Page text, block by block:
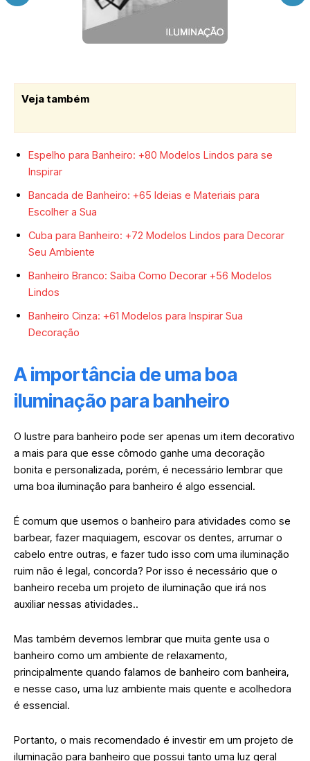
Veja também
Espelho para Banheiro: +80 Modelos Lindos para se
Inspirar
Bancada de Banheiro: +65 Ideias e Materiais para
Escolher a Sua
Cuba para Banheiro: +72 Modelos Lindos para Decorar
Seu Ambiente
Banheiro Branco: Saiba Como Decorar +56 Modelos
Lindos
Banheiro Cinza: +61 Modelos para Inspirar Sua
Decoração
A importância de uma boa
iluminação para banheiro
O lustre para banheiro pode ser apenas um item decorativo
a mais para que esse cômodo ganhe uma decoração
bonita e personalizada, porém, é necessário lembrar que
uma boa iluminação para banheiro é algo essencial.
É comum que usemos o banheiro para atividades como se
barbear, fazer maquiagem, escovar os dentes, arrumar o
cabelo entre outras, e fazer tudo isso com uma iluminação
ruim não é legal, concorda? Por isso é necessário que o
banheiro receba um projeto de iluminação que irá nos
auxiliar nessas atividades..
Mas também devemos lembrar que muita gente usa o
banheiro como um ambiente de relaxamento,
principalmente quando falamos de banheiro com banheira,
e nesse caso, uma luz ambiente mais quente e acolhedora
é essencial.
Portanto, o mais recomendado é investir em um projeto de
iluminação para banheiro que possui tanto uma luz geral